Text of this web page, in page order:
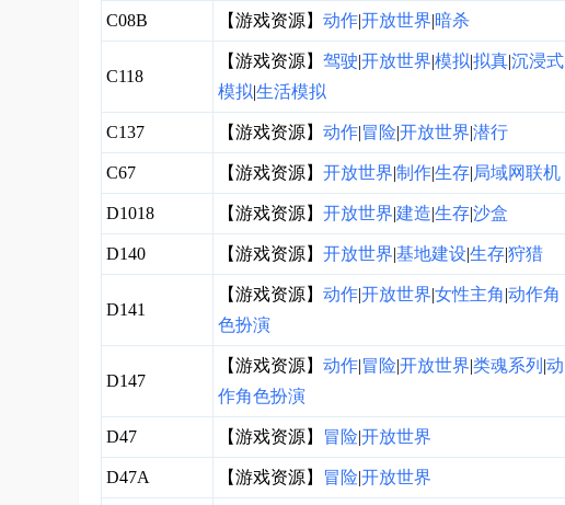
C08B 【游戏资源】 动作|开放世界|暗杀
C118
【游戏资源】 驾驶|开放世界|模拟|拟真|沉浸式
模拟|生活模拟
C137 【游戏资源】 动作|冒险|开放世界|潜行
C67 【游戏资源】 开放世界|制作|生存|局域网联机
D1018 【游戏资源】 开放世界|建造|生存|沙盒
D140 【游戏资源】 开放世界|基地建设|生存|狩猎
D141
【游戏资源】 动作|开放世界|女性主角|动作角
色扮演
D147
【游戏资源】 动作|冒险|开放世界|类魂系列 |动
作角色扮演
D47 【游戏资源】 冒险|开放世界
D47A 【游戏资源】 冒险|开放世界